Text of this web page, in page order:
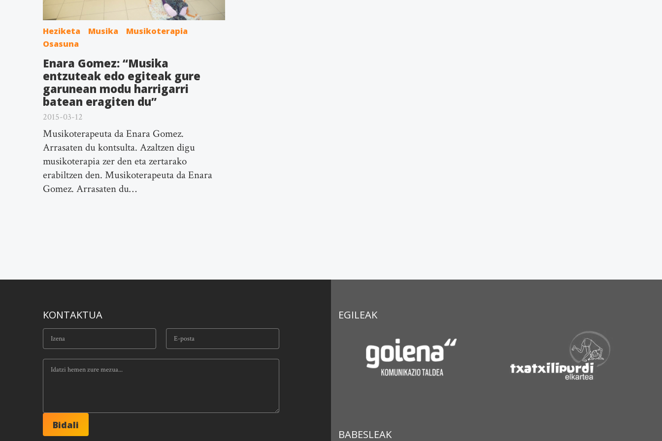
Heziketa Musika
Musikoterapia
Osasuna
Enara Gomez: “Musika
entzuteak edo egiteak gure
garunean modu harrigarri
batean eragiten du”
2015-03-12
Musikoterapeuta da Enara Gomez.
Arrasaten du kontsulta. Azaltzen digu
musikoterapia zer den eta zertarako
erabiltzen den. Musikoterapeuta da Enara
Gomez. Arrasaten du…
KONTAKTUA EGILEAK
BABESLEAK